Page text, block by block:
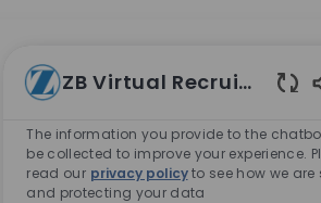
Associate Director Corporate
Ubicación
Remote, Remote, United States
Categoría
Carreras Corporativas
ZB Virtual Recruiter
The information you provide to the
be collected to improve your experience.
read our privacy policyto see how we are
and protecting your data